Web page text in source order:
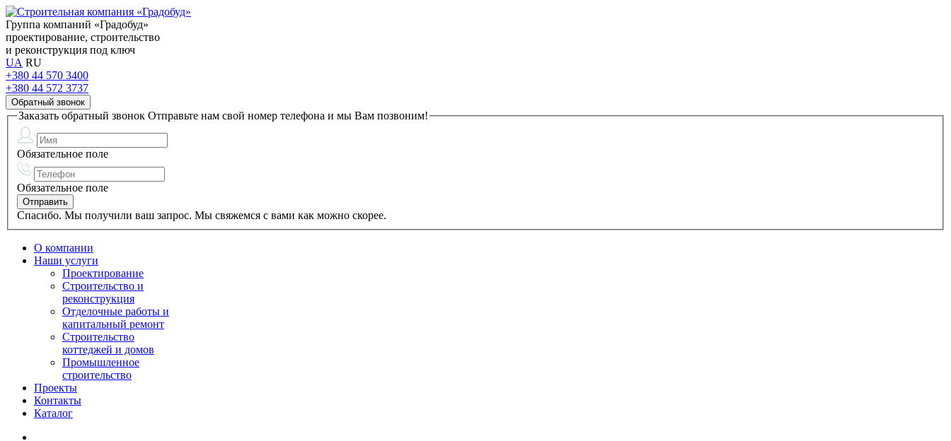
Группа компаний «Градобуд»
проектирование, строительство
и реконструкция под ключ
UA RU
+380 44 570 3400
+380 44 572 3737
Обратный звонок
Заказать обратный звонок Отправьте нам свой номер телефона и мы Вам позвоним!
Обязательное поле
Обязательное поле
Спасибо. Мы получили ваш запрос. Мы свяжемся с вами как можно скорее.
О компании
Наши услуги
Проектирование
Строительство и
реконструкция
Отделочные работы и
капитальный ремонт
Строительство
коттеджей и домов
Промышленное
строительство
Проекты
Контакты
Каталог